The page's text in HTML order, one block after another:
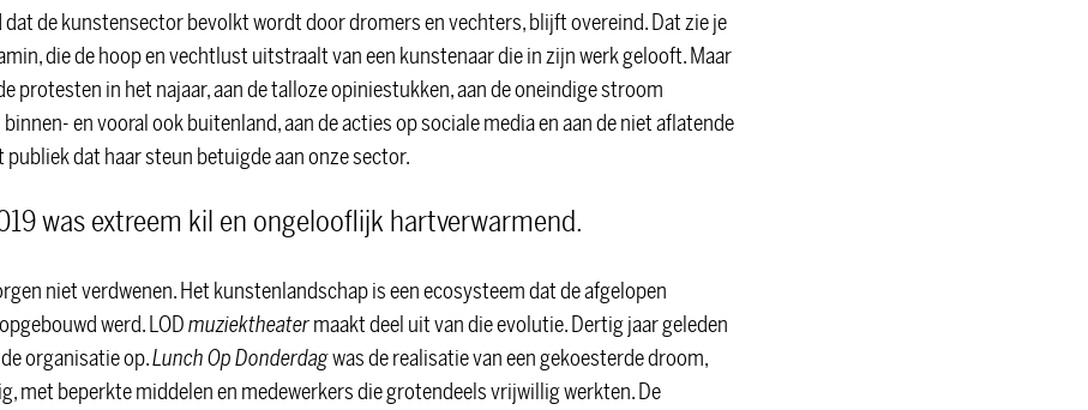
dat de kunstensector bevolkt wordt door dromers en vechters, blijft overeind. Dat zie je
die de hoop en vechtlust uitstraalt van een kunstenaar die in zijn werk gelooft. Maar
protesten in het najaar, aan de talloze opiniestukken, aan de oneindige stroom
en vooral ook buitenland, aan de acties op sociale media en aan de niet aflatende
dat haar steun betuigde aan onze sector.
was extreem kil en ongelooflijk hartverwarmend.
niet verdwenen. Het kunstenlandschap is een ecosysteem dat de afgelopen
werd. LODmuziektheatermaakt deel uit van die evolutie. Dertig jaar geleden
organisatie op.Lunch Op Donderdagwas de realisatie van een gekoesterde droom,
met beperkte middelen en medewerkers die grotendeels vrijwillig werkten. De